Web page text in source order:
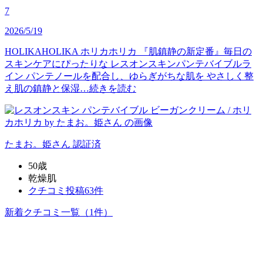
7
2026/5/19
HOLIKAHOLIKA ホリカホリカ 『肌鎮静の新定番』毎日の
スキンケアにぴったりな レスオンスキンパンテバイブルラ
イン パンテノールを配合し、ゆらぎがちな肌を やさしく整
え肌の鎮静と保湿…続きを読む
たまお。姫さん 認証済
50歳
乾燥肌
クチコミ投稿63件
新着クチコミ一覧 （1件）